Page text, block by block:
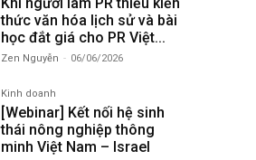
thức văn hóa lịch sử và bài
học đắt giá cho PR Việt...
Zen Nguyễn - 06/06/2026
Kinh doanh
[Webinar] Kết nối hệ sinh
thái nông nghiệp thông
minh Việt Nam – Israel